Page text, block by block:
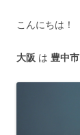
こんにちは！
大阪 は 豊中市